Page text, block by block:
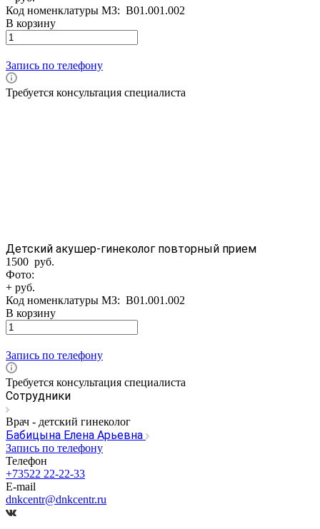
Код номенклатуры МЗ: B01.001.002
В корзину
Запись по телефону
Требуется консультация специалиста
Детский акушер-гинеколог повторный прием
1500 руб.
Фото:
+ руб.
Код номенклатуры МЗ: B01.001.002
В корзину
Запись по телефону
Требуется консультация специалиста
Сотрудники
Врач - детский гинеколог
Бабицына Елена Арьевна
Запись по телефону
Телефон
+73522 22-22-33
E-mail
dnkcentr@dnkcentr.ru